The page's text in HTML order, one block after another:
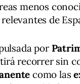
menos
de
por
recorrer sin
como las